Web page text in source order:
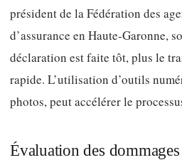
président de la Fédération des
d’assurance en Haute-Garonne,
déclaration est faite tôt, plus le
rapide. L’utilisation d’outils
photos, peut accélérer le
Évaluation des